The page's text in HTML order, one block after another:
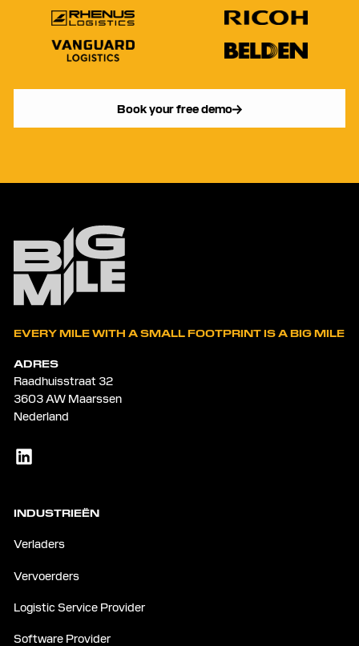
Book your free demo
EVERY MILE WITH A SMALL FOOTPRINT IS A BIG MILE
ADRES
Raadhuisstraat 32
3603 AW Maarssen
Nederland
INDUSTRIEËN
Verladers
Vervoerders
Logistic Service Provider
Software Provider